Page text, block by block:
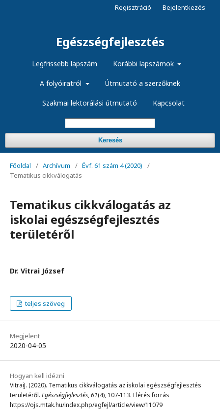
Egészségfejlesztés
Legfrissebb lapszám Korábbi lapszámok
A folyóiratról Útmutató a szerzőknek
Szakmai lektorálási útmutató Kapcsolat
Keresés
Regisztráció Bejelentkezés
Főoldal / Archívum / Évf. 61 szám 4 (2020)
/
Tematikus cikkválogatás
Tematikus cikkválogatás az
iskolai egészségfejlesztés
területéről
Dr. Vitrai József
teljes szöveg
Megjelent
2020-04-05
Hogyan kell idézni
VitraiJ. (2020). Tematikus cikkválogatás az iskolai egészségfejlesztés
területéről. Egészségfejlesztés,61(4), 107-113. Elérés forrás
https://ojs.mtak.hu/index.php/egfejl/article/view/11079